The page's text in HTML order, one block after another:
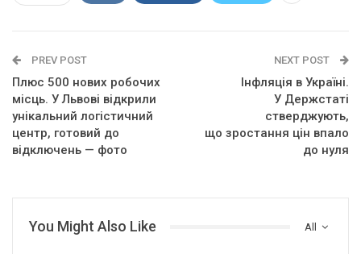
PREV POST
Плюс 500 нових робочих
місць. У Львові відкрили
унікальний логістичний
центр, готовий до
відключень — фото
NEXT POST
Інфляція в Україні.
У Держстаті
стверджують,
що зростання цін впало
до нуля
All
You Might Also Like